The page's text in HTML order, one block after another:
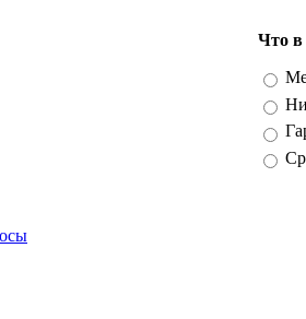
Что в